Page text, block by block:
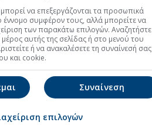
ευρώ (18:26 10/07/2026)
Περισσότερα για τη Μετοχή
Αγοράς Ιδίων
(18:01 04/08/2026)
(18:31 10/07/2026)
να επεξεργάζονται τα προσωπικά
συμφέρον τους, αλλά μπορείτε να
των παρακάτω επιλογών. Αναζητήστε
αυτής της σελίδας ή στο μενού του
ή να ανακαλέσετε τη συναίνεσή σας
και cookie.
Συναίνεση
επιλογών